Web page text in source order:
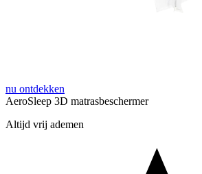
nu ontdekken
AeroSleep 3D matrasbeschermer
Altijd vrij ademen